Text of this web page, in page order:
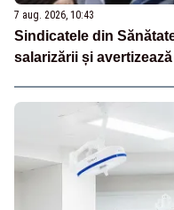
7 aug. 2026, 10:43
Sindicatele din
salarizării și